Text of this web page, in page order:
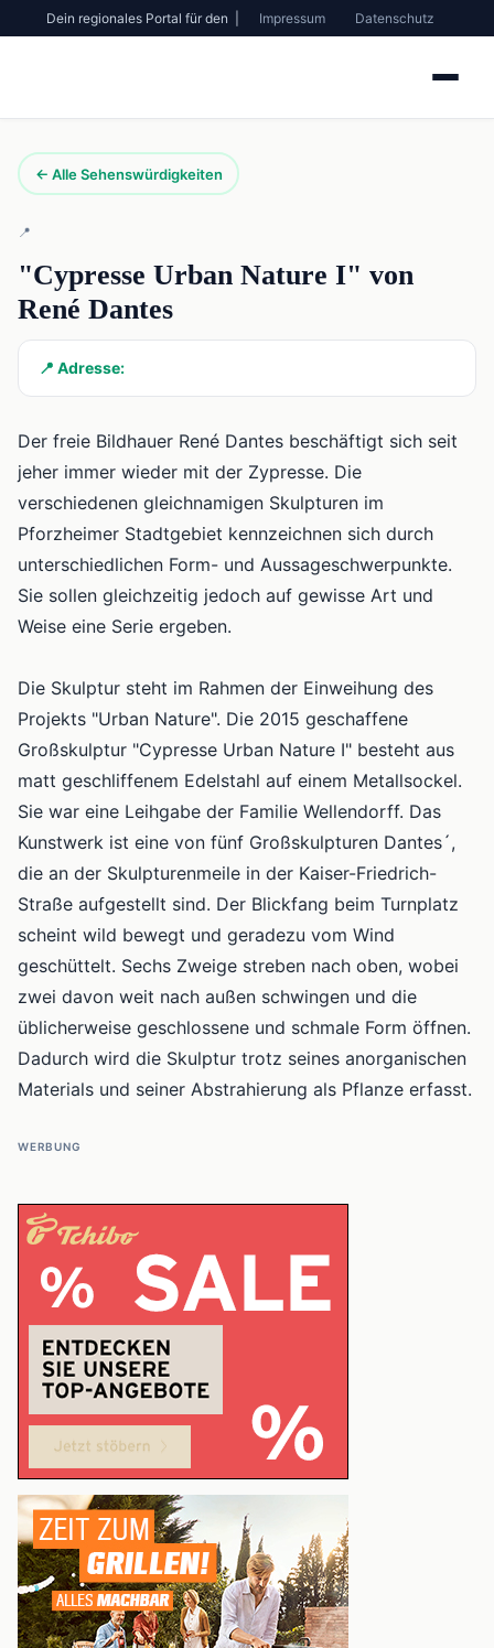
Dein regionales Portal für den | Impressum Datenschutz
← Alle Sehenswürdigkeiten
📍
"Cypresse Urban Nature I" von
René Dantes
📍 Adresse:
Der freie Bildhauer René Dantes beschäftigt sich seit
jeher immer wieder mit der Zypresse. Die
verschiedenen gleichnamigen Skulpturen im
Pforzheimer Stadtgebiet kennzeichnen sich durch
unterschiedlichen Form- und Aussageschwerpunkte.
Sie sollen gleichzeitig jedoch auf gewisse Art und
Weise eine Serie ergeben.
Die Skulptur steht im Rahmen der Einweihung des
Projekts "Urban Nature". Die 2015 geschaffene
Großskulptur "Cypresse Urban Nature I" besteht aus
matt geschliffenem Edelstahl auf einem Metallsockel.
Sie war eine Leihgabe der Familie Wellendorff. Das
Kunstwerk ist eine von fünf Großskulpturen Dantes´,
die an der Skulpturenmeile in der Kaiser-Friedrich-
Straße aufgestellt sind. Der Blickfang beim Turnplatz
scheint wild bewegt und geradezu vom Wind
geschüttelt. Sechs Zweige streben nach oben, wobei
zwei davon weit nach außen schwingen und die
üblicherweise geschlossene und schmale Form öffnen.
Dadurch wird die Skulptur trotz seines anorganischen
Materials und seiner Abstrahierung als Pflanze erfasst.
WERBUNG